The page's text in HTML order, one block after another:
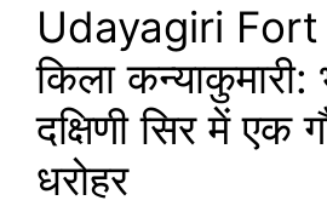
Udayagiri Fort
किला
दक्षिणी सिर में एक
धरोहर